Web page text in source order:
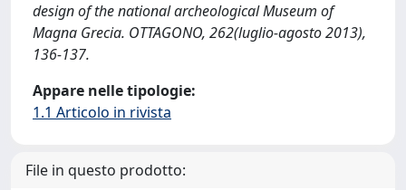
design of the national archeological Museum of
Magna Grecia. OTTAGONO, 262(luglio-agosto 2013),
136-137.
Appare nelle tipologie:
1.1 Articolo in rivista
File in questo prodotto: